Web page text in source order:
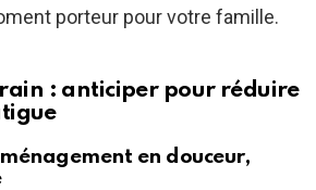
porteur pour votre famille.
: anticiper pour réduire
en douceur,